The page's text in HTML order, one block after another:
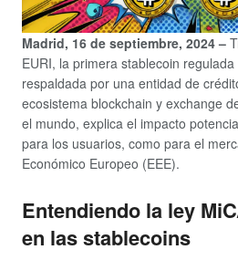
Madrid, 16 de septiembre, 2024 –
EURI, la primera stablecoin
respaldada por una entidad de
ecosistema blockchain y exchange
el mundo, explica el impacto
para los usuarios, como para el
Económico Europeo (EEE).
Entendiendo la ley
en las stablecoins